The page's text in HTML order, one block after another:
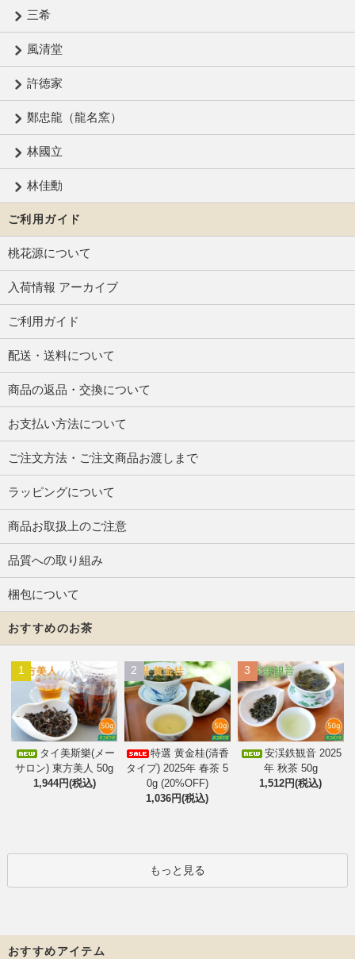
三希
風清堂
許徳家
鄭忠龍（龍名窯）
林國立
林佳勳
ご利用ガイド
桃花源について
入荷情報 アーカイブ
ご利用ガイド
配送・送料について
商品の返品・交換について
お支払い方法について
ご注文方法・ご注文商品お渡しまで
ラッピングについて
商品お取扱上のご注意
品質への取り組み
梱包について
おすすめのお茶
1
タイ美斯樂(メー
サロン) 東方美人 50g
1,944円(税込)
2
特選 黄金桂(清香
タイプ) 2025年 春茶 5
0g (20%OFF)
1,036円(税込)
3
安渓鉄観音 2025
年 秋茶 50g
1,512円(税込)
もっと見る
おすすめアイテム